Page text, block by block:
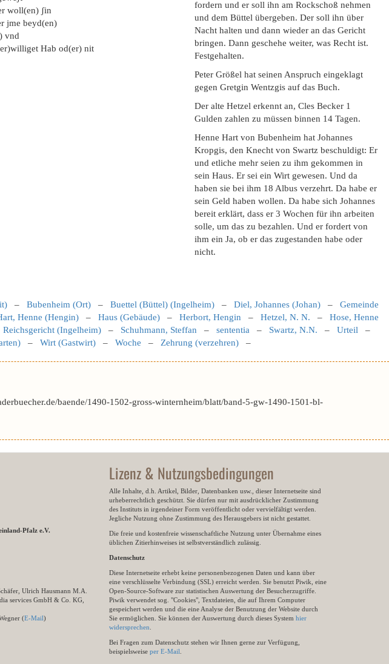
woll(en) ʃin
jme beyd(en)
vnd
Hab od(er) nit
fordern und er soll ihn am Rockschoß nehmen
und dem Büttel übergeben. Der soll ihn über
Nacht halten und dann wieder an das Gericht
bringen. Dann geschehe weiter, was Recht ist.
Festgehalten.
Peter Größel hat seinen Anspruch eingeklagt
gegen Gretgin Wentzgis auf das Buch.
Der alte Hetzel erkennt an, Cles Becker 1
Gulden zahlen zu müssen binnen 14 Tagen.
Henne Hart von Bubenheim hat Johannes
Kropgis, den Knecht von Swartz beschuldigt: Er
und etliche mehr seien zu ihm gekommen in
sein Haus. Er sei ein Wirt gewesen. Und da
haben sie bei ihm 18 Albus verzehrt. Da habe er
sein Geld haben wollen. Da habe sich Johannes
bereit erklärt, dass er 3 Wochen für ihn arbeiten
solle, um das zu bezahlen. Und er fordert von
ihm ein Ja, ob er das zugestanden habe oder
nicht.
– Bubenheim (Ort) – Buettel (Büttel) (Ingelheim) – Diel, Johannes (Johan) – Gemeinde
Henne (Hengin) – Haus (Gebäude) – Herbort, Hengin – Hetzel, N. N. – Hose, Henne
Reichsgericht (Ingelheim) – Schuhmann, Steffan – sententia – Swartz, N.N. – Urteil –
– Wirt (Gastwirt) – Woche – Zehrung (verzehren) –
baende/1490-1502-gross-winternheim/blatt/band-5-gw-1490-1501-bl-
Pfalz e.V.
Ulrich Hausmann M.A.
services GmbH & Co. KG,
(E-Mail)
Lizenz & Nutzungsbedingungen
Alle Inhalte, d.h. Artikel, Bilder, Datenbanken usw., dieser Internetseite sind
urheberrechtlich geschützt. Sie dürfen nur mit ausdrücklicher Zustimmung
des Instituts in irgendeiner Form veröffentlicht oder vervielfältigt werden.
Jegliche Nutzung ohne Zustimmung des Herausgebers ist nicht gestattet.
Die freie und kostenfreie wissenschaftliche Nutzung unter Übernahme eines
üblichen Zitierhinweises ist selbstverständlich zulässig.
Datenschutz
Diese Internetseite erhebt keine personenbezogenen Daten und kann über
eine verschlüsselte Verbindung (SSL) erreicht werden. Sie benutzt Piwik, eine
Open-Source-Software zur statistischen Auswertung der Besucherzugriffe.
Piwik verwendet sog. "Cookies", Textdateien, die auf Ihrem Computer
gespeichert werden und die eine Analyse der Benutzung der Website durch
Sie ermöglichen. Sie können der Auswertung durch dieses System hier
widersprechen
Bei Fragen zum Datenschutz stehen wir Ihnen gerne zur Verfügung,
beispielsweise per E-Mail